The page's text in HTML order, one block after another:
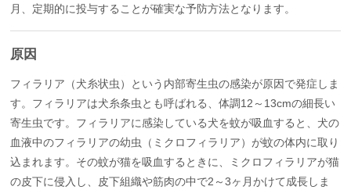
月、定期的に投与することが確実な予防方法となります。
原因
フィラリア（犬糸状虫）という内部寄生虫の感染が原因で発症しま
す。フィラリアは犬糸条虫とも呼ばれる、体調12～13cmの細長い
寄生虫です。フィラリアに感染している犬を蚊が吸血すると、犬の
血液中のフィラリアの幼虫（ミクロフィラリア）が蚊の体内に取り
込まれます。その蚊が猫を吸血するときに、ミクロフィラリアが猫
の皮下に侵入し、皮下組織や筋肉の中で2～3ヶ月かけて成長しま